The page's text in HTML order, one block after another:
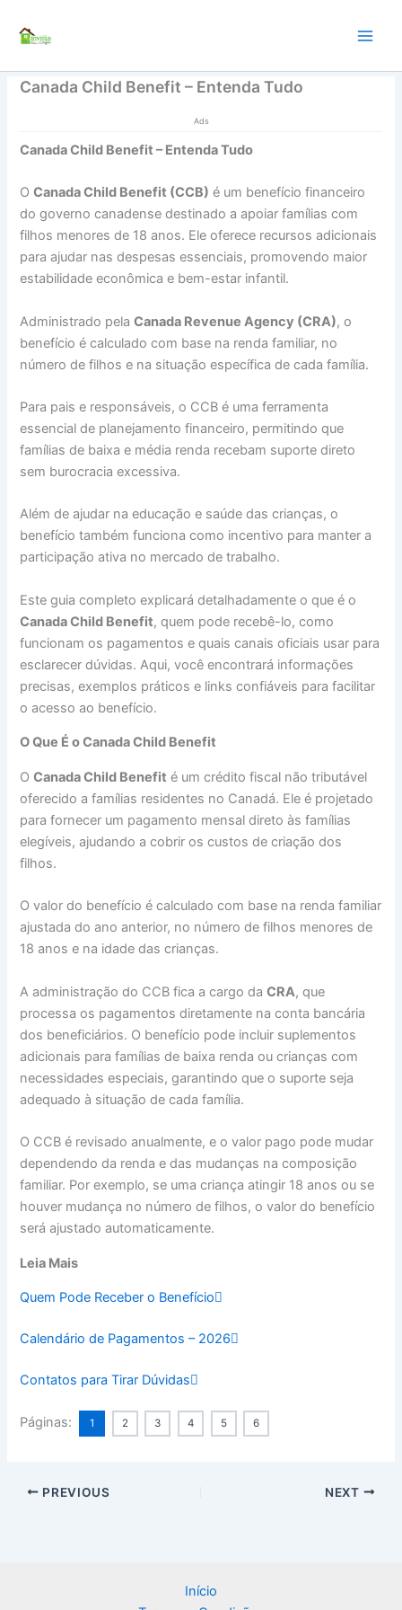
para
conteúdo
Canada Child Benefit – Entenda Tudo
Ads
Canada Child Benefit – Entenda Tudo
OCanada Child Benefit (CCB) é um benefício financeiro
do governo canadense destinado a apoiar famílias com
filhos menores de 18 anos. Ele oferece recursos adicionais
para ajudar nas despesas essenciais, promovendo maior
estabilidade econômica e bem-estar infantil.
Administrado pelaCanada Revenue Agency (CRA), o
benefício é calculado com base na renda familiar, no
número de filhos e na situação específica de cada família.
Para pais e responsáveis, o CCB é uma ferramenta
essencial de planejamento financeiro, permitindo que
famílias de baixa e média renda recebam suporte direto
sem burocracia excessiva.
Além de ajudar na educação e saúde das crianças, o
benefício também funciona como incentivo para manter a
participação ativa no mercado de trabalho.
Este guia completo explicará detalhadamente o que é o
Canada Child Benefit, quem pode recebê-lo, como
funcionam os pagamentos e quais canais oficiais usar para
esclarecer dúvidas. Aqui, você encontrará informações
precisas, exemplos práticos e links confiáveis para facilitar
o acesso ao benefício.
O Que É o Canada Child Benefit
OCanada Child Benefit é um crédito fiscal não tributável
oferecido a famílias residentes no Canadá. Ele é projetado
para fornecer um pagamento mensal direto às famílias
elegíveis, ajudando a cobrir os custos de criação dos
filhos.
O valor do benefício é calculado com base na renda familiar
ajustada do ano anterior, no número de filhos menores de
18 anos e na idade das crianças.
A administração do CCB fica a cargo daCRA, que
processa os pagamentos diretamente na conta bancária
dos beneficiários. O benefício pode incluir suplementos
adicionais para famílias de baixa renda ou crianças com
necessidades especiais, garantindo que o suporte seja
adequado à situação de cada família.
O CCB é revisado anualmente, e o valor pago pode mudar
dependendo da renda e das mudanças na composição
familiar. Por exemplo, se uma criança atingir 18 anos ou se
houver mudança no número de filhos, o valor do benefício
será ajustado automaticamente.
Leia Mais
Quem Pode Receber o Benefício
Calendário de Pagamentos – 2026
Contatos para Tirar Dúvidas
Páginas: 1 2 3 4 5 6
PREVIOUS NEXT
Início